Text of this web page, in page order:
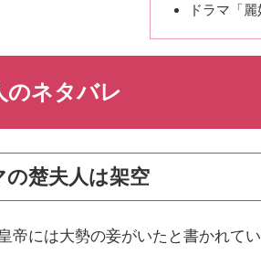
ドラマ「
のネタバレ
の楚夫人は架空
帝には大勢の妾がいたと書かれて